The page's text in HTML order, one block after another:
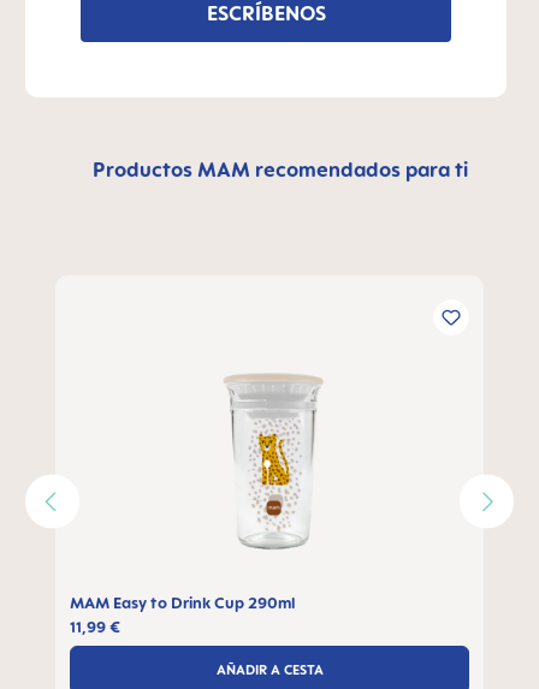
ESCRÍBENOS
Productos MAM recomendados para ti
MAM Easy to Drink Cup 290ml
11,99 €
AÑADIR A CESTA